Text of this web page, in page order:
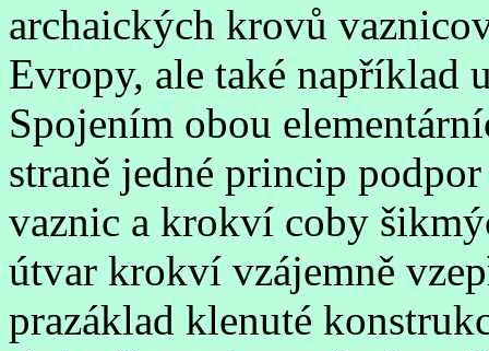
archaických krovů
Evropy, ale také například
Spojením obou
straně jedné princip
vaznic a krokví coby
útvar krokví vzájemně
prazáklad klenuté